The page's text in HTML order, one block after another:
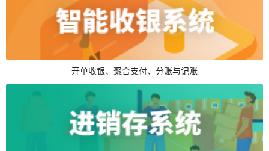
开单收银、聚合支付、分账与记账